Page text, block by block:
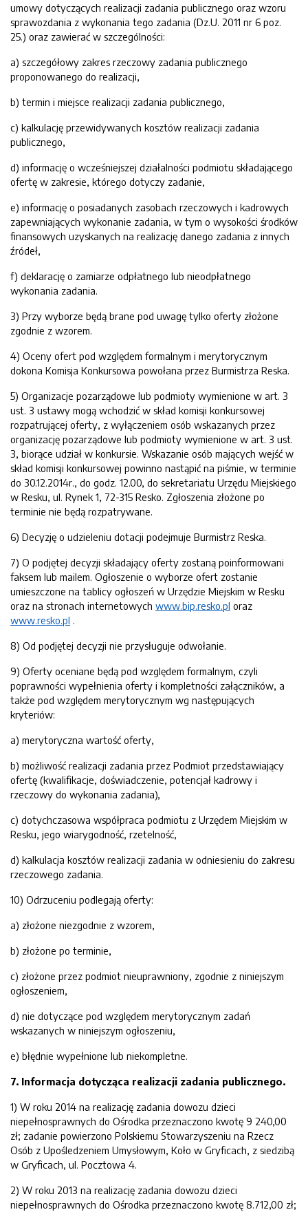
umowy dotyczących realizacji zadania publicznego oraz wzoru
sprawozdania z wykonania tego zadania (Dz.U. 2011 nr 6 poz.
25.) oraz zawierać w szczególności:
a) szczegółowy zakres rzeczowy zadania publicznego
proponowanego do realizacji,
b) termin i miejsce realizacji zadania publicznego,
c) kalkulację przewidywanych kosztów realizacji zadania
publicznego,
d) informację o wcześniejszej działalności podmiotu składającego
ofertę w zakresie, którego dotyczy zadanie,
e) informację o posiadanych zasobach rzeczowych i kadrowych
zapewniających wykonanie zadania, w tym o wysokości środków
finansowych uzyskanych na realizację danego zadania z innych
źródeł,
f) deklarację o zamiarze odpłatnego lub nieodpłatnego
wykonania zadania.
3) Przy wyborze będą brane pod uwagę tylko oferty złożone
zgodnie z wzorem.
4) Oceny ofert pod względem formalnym i merytorycznym
dokona Komisja Konkursowa powołana przez Burmistrza Reska.
5) Organizacje pozarządowe lub podmioty wymienione w art. 3
ust. 3 ustawy mogą wchodzić w skład komisji konkursowej
rozpatrującej oferty, z wyłączeniem osób wskazanych przez
organizację pozarządowe lub podmioty wymienione w art. 3 ust.
3, biorące udział w konkursie. Wskazanie osób mających wejść w
skład komisji konkursowej powinno nastąpić na piśmie, w terminie
do 30.12.2014r., do godz. 12.00, do sekretariatu Urzędu Miejskiego
w Resku, ul. Rynek 1, 72-315 Resko. Zgłoszenia złożone po
terminie nie będą rozpatrywane.
6) Decyzję o udzieleniu dotacji podejmuje Burmistrz Reska.
7) O podjętej decyzji składający oferty zostaną poinformowani
faksem lub mailem. Ogłoszenie o wyborze ofert zostanie
umieszczone na tablicy ogłoszeń w Urzędzie Miejskim w Resku
oraz na stronach internetowych www.bip.resko.pl oraz
www.resko.pl .
8) Od podjętej decyzji nie przysługuje odwołanie.
9) Oferty oceniane będą pod względem formalnym, czyli
poprawności wypełnienia oferty i kompletności załączników, a
także pod względem merytorycznym wg następujących
kryteriów:
a) merytoryczna wartość oferty,
b) możliwość realizacji zadania przez Podmiot przedstawiający
ofertę (kwalifikacje, doświadczenie, potencjał kadrowy i
rzeczowy do wykonania zadania),
c) dotychczasowa współpraca podmiotu z Urzędem Miejskim w
Resku, jego wiarygodność, rzetelność,
d) kalkulacja kosztów realizacji zadania w odniesieniu do zakresu
rzeczowego zadania.
10) Odrzuceniu podlegają oferty:
a) złożone niezgodnie z wzorem,
b) złożone po terminie,
c) złożone przez podmiot nieuprawniony, zgodnie z niniejszym
ogłoszeniem,
d) nie dotyczące pod względem merytorycznym zadań
wskazanych w niniejszym ogłoszeniu,
e) błędnie wypełnione lub niekompletne.
7. Informacja dotycząca realizacji zadania publicznego.
1) W roku 2014 na realizację zadania dowozu dzieci
niepełnosprawnych do Ośrodka przeznaczono kwotę 9 240,00
zł; zadanie powierzono Polskiemu Stowarzyszeniu na Rzecz
Osób z Upośledzeniem Umysłowym, Koło w Gryficach, z siedzibą
w Gryficach, ul. Pocztowa 4.
2) W roku 2013 na realizację zadania dowozu dzieci
niepełnosprawnych do Ośrodka przeznaczono kwotę 8.712,00 zł;